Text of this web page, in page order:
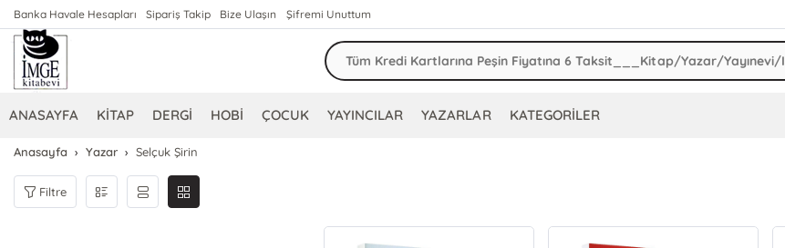
Banka Havale Hesapları Sipariş Takip Bize Ulaşın Şifremi Unuttum
ANASAYFA KİTAP DERGİ HOBİ ÇOCUK YAYINCILAR YAZARLAR KATEGORİLER
Anasayfa Yazar Selçuk Şirin
Filtre